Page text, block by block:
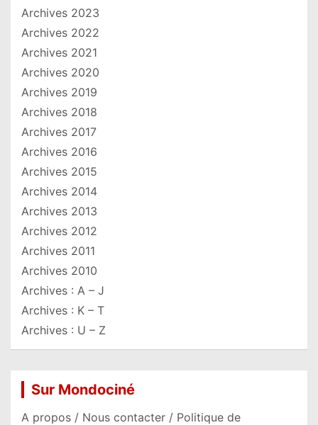
Archives 2023
Archives 2022
Archives 2021
Archives 2020
Archives 2019
Archives 2018
Archives 2017
Archives 2016
Archives 2015
Archives 2014
Archives 2013
Archives 2012
Archives 2011
Archives 2010
Archives : A – J
Archives : K – T
Archives : U – Z
Sur Mondociné
A propos / Nous contacter / Politique de